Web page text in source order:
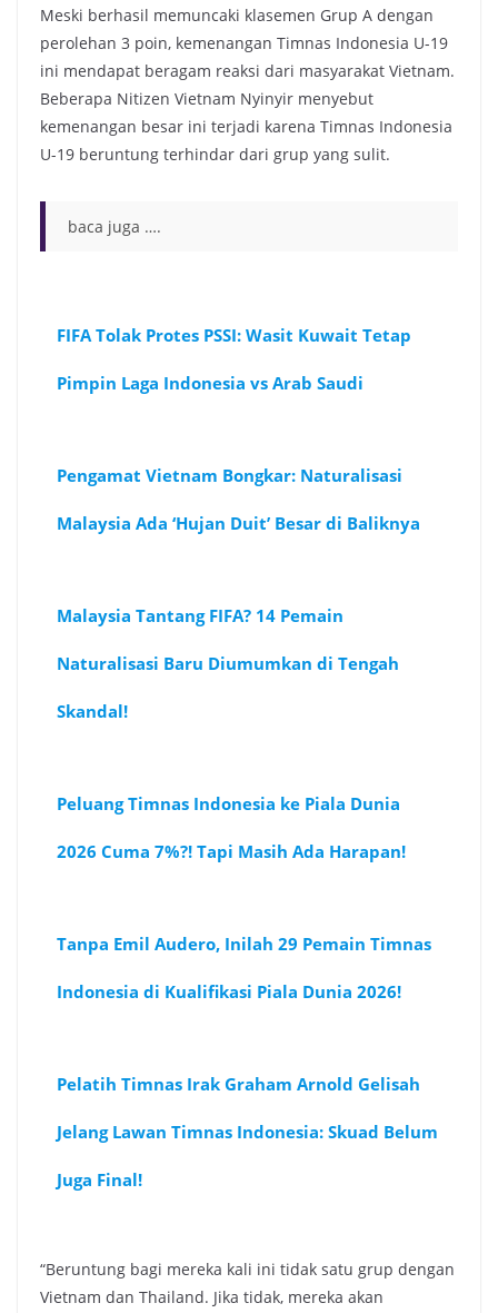
Meski berhasil memuncaki klasemen Grup A dengan
perolehan 3 poin, kemenangan Timnas Indonesia U-19
ini mendapat beragam reaksi dari masyarakat Vietnam.
Beberapa Nitizen Vietnam Nyinyir menyebut
kemenangan besar ini terjadi karena Timnas Indonesia
U-19 beruntung terhindar dari grup yang sulit.
baca juga ….
FIFA Tolak Protes PSSI: Wasit Kuwait Tetap
Pimpin Laga Indonesia vs Arab Saudi
Pengamat Vietnam Bongkar: Naturalisasi
Malaysia Ada ‘Hujan Duit’ Besar di Baliknya
Malaysia Tantang FIFA? 14 Pemain
Naturalisasi Baru Diumumkan di Tengah
Skandal!
Peluang Timnas Indonesia ke Piala Dunia
2026 Cuma 7%?! Tapi Masih Ada Harapan!
Tanpa Emil Audero, Inilah 29 Pemain Timnas
Indonesia di Kualifikasi Piala Dunia 2026!
Pelatih Timnas Irak Graham Arnold Gelisah
Jelang Lawan Timnas Indonesia: Skuad Belum
Juga Final!
“Beruntung bagi mereka kali ini tidak satu grup dengan
Vietnam dan Thailand. Jika tidak, mereka akan